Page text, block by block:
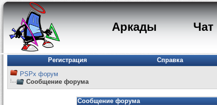
Аркады Чат
Регистрация
Справка
PSPx форум
Сообщение форума
Сообщение форума